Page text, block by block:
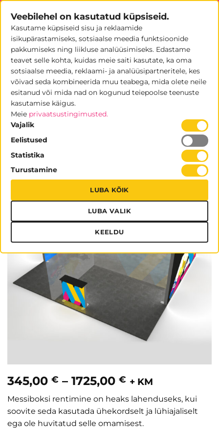
Skip
content
Messiboks 6×6 C rent
MESSIBOKSIDE RENT
345,00 € – 1725,00 € Hinnavahemik:
345,00 €
kuni
1725,00 €
+ KM
Messiboksi rentimine on heaks lahenduseks, kui
soovite seda kasutada ühekordselt ja lühiajaliselt
ega ole huvitatud selle omamisest.
Veebilehel on kasutatud küpsiseid.
Kasutame küpsiseid sisu ja reklaamide
isikupärastamiseks, sotsiaalse meedia funktsioonide
pakkumiseks ning liikluse analüüsimiseks. Edastame
teavet selle kohta, kuidas meie saiti kasutate, ka oma
sotsiaalse meedia, reklaami- ja analüüsipartneritele, kes
võivad seda kombineerida muu teabega, mida olete neile
esitanud või mida nad on kogunud teiepoolse teenuste
kasutamise käigus.
Meie privaatsustingimusted.
Vajalik
Eelistused
Statistika
Turustamine
LUBA KÕIK
LUBA VALIK
KEELDU